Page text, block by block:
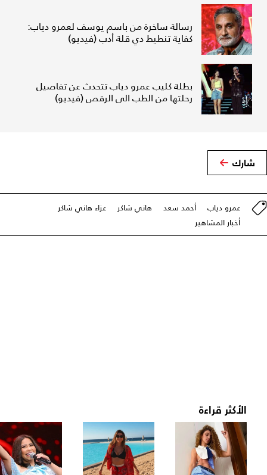
رسالة ساخرة من باسم يوسف لعمرو دياب:
كفاية تنطيط دي قلة أدب (فيديو)
بطلة كليب عمرو دياب تتحدث عن تفاصيل
رحلتها من الطب الى الرقص (فيديو)
شارك
عمرو دياب أحمد سعد هاني شاكر
عزاء هاني شاكر
أخبار المشاهير
الأكثر قراءة